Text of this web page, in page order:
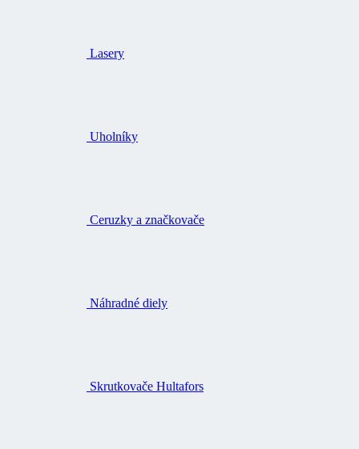
Lasery
Uholníky
Ceruzky a značkovače
Náhradné diely
Skrutkovače Hultafors